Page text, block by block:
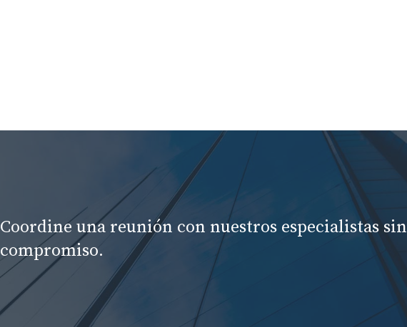
Coordine una reunión con nuestros especialistas sin
compromiso.